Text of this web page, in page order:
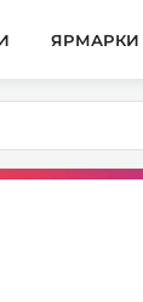
ЯРМАРКИ